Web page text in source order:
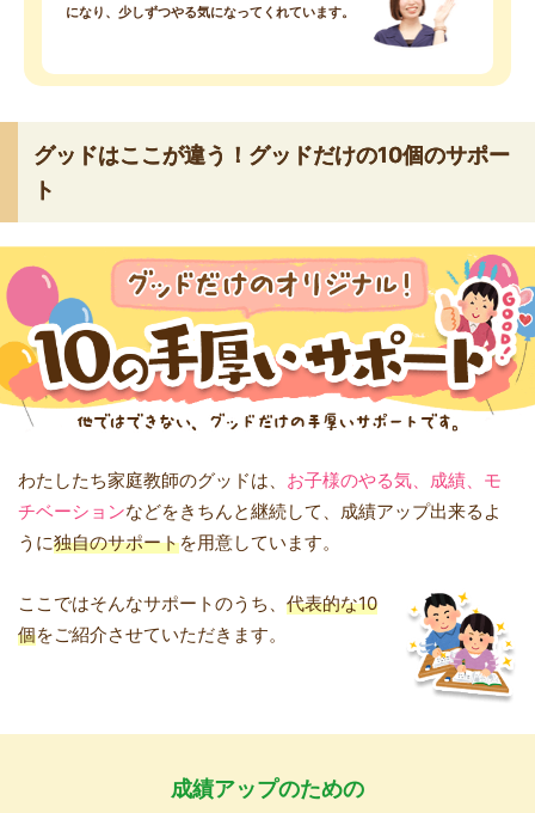
になり、少しずつやる気になってくれています。
グッドはここが違う！グッドだけの10個のサポー
ト
わたしたち家庭教師のグッドは、 お子様のやる気、成績、モ
チベーションなどをきちんと継続して、成績アップ出来るよ
うに独自のサポートを用意しています。
ここではそんなサポートのうち、 代表的な10
個をご紹介させていただきます。
成績アップのための